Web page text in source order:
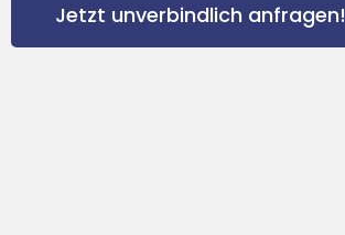
Jetzt unverbindlich anfragen!